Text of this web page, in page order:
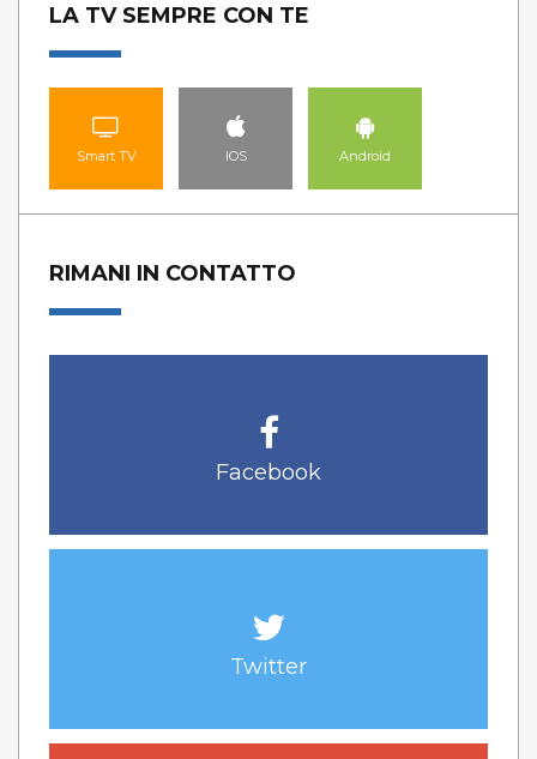
LA TV SEMPRE CON TE
Smart TV IOS Android
RIMANI IN CONTATTO
Facebook
Twitter